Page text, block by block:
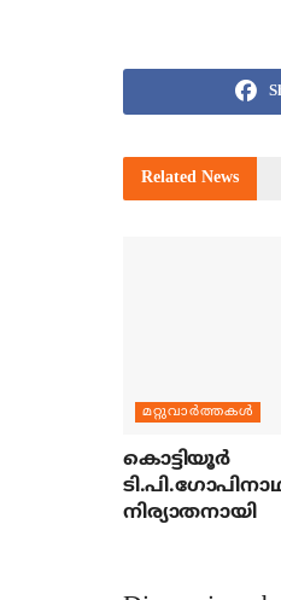
Related News
മറ്റുവാര്‍ത്തകള്‍
കൊട്ടിയൂര്‍
നിര്യാതനായി